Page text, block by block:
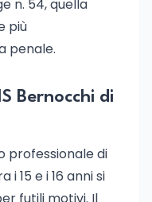
n. 54, quella
più
penale.
Bernocchi di
professionale di
15 e i 16 anni si